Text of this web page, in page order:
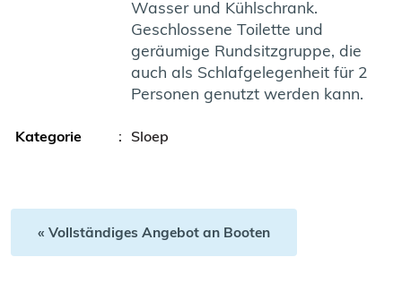
Wasser und Kühlschrank.
Geschlossene Toilette und
geräumige Rundsitzgruppe, die
auch als Schlafgelegenheit für 2
Personen genutzt werden kann.
Kategorie : Sloep
« Vollständiges Angebot an Booten